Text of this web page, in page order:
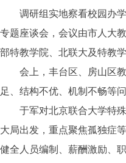
调研组实地察看校园办学
专题座谈会，会议由市人大
部特教学院、北联大及特教
会上，丰台区、房山区教
足、结构不优、机制不畅等
于军对北京联合大学特殊
大局出发，重点聚焦孤独症
健全人员编制、薪酬激励、